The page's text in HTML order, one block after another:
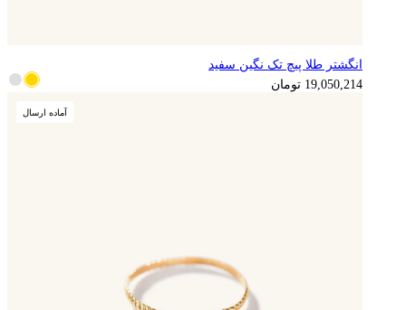
انگشتر طلا پیچ تک نگین سفید
19,050,214 تومان
آماده ارسال